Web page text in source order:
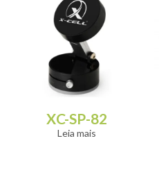
XC-SP-82
Leia mais